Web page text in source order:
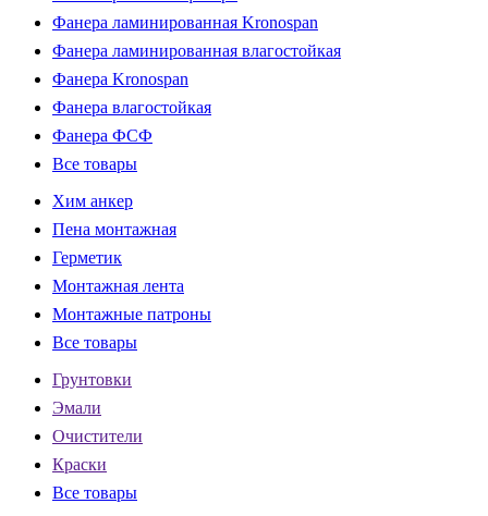
Фанера ламинированная Kronospan
Фанера ламинированная влагостойкая
Фанера Kronospan
Фанера влагостойкая
Фанера ФСФ
Все товары
Хим анкер
Пена монтажная
Герметик
Монтажная лента
Монтажные патроны
Все товары
Грунтовки
Эмали
Очистители
Краски
Все товары